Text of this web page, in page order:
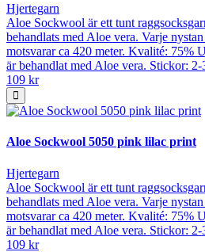
Hjertegarn
Aloe Sockwool är ett tunt
behandlats med Aloe vera. Varje
motsvarar ca 420 meter. Kvalité: 75%
är behandlat med Aloe vera. Stickor:
109 kr
Aloe Sockwool 5050 pink lilac print
Hjertegarn
Aloe Sockwool är ett tunt
behandlats med Aloe vera. Varje
motsvarar ca 420 meter. Kvalité: 75%
är behandlat med Aloe vera. Stickor:
109 kr